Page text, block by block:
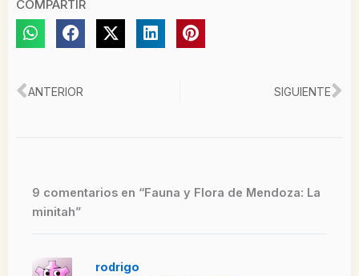
COMPARTIR
Ant
ANTERIOR SIGUIENTE
9 comentarios en “Fauna y Flora de Mendoza: La
minitah”
rodrigo